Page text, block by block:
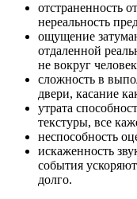
отстраненность
нереальность
ощущение
отдаленной
не вокруг
сложность в
двери, касание
утрата
текстуры, все
неспособность
искаженность
события
долго.